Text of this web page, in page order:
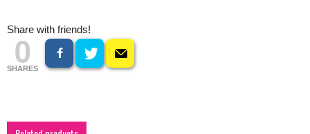
Share with friends!
0
SHARES